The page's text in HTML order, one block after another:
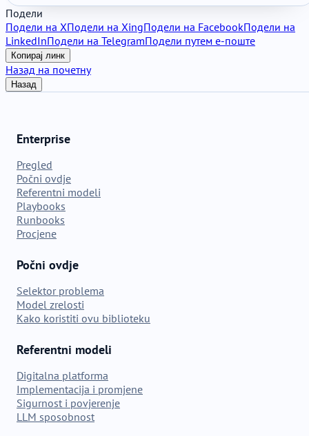
Подели
Подели на XПодели на XingПодели на FacebookПодели на
LinkedInПодели на TelegramПодели путем е-поште
Копирај линк
Назад на почетну
Назад
Enterprise
Pregled
Počni ovdje
Referentni modeli
Playbooks
Runbooks
Procjene
Počni ovdje
Selektor problema
Model zrelosti
Kako koristiti ovu biblioteku
Referentni modeli
Digitalna platforma
Implementacija i promjene
Sigurnost i povjerenje
LLM sposobnost